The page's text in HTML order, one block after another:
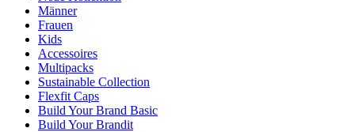
Männer
Frauen
Kids
Accessoires
Multipacks
Sustainable Collection
Flexfit Caps
Build Your Brand Basic
Build Your Brandit